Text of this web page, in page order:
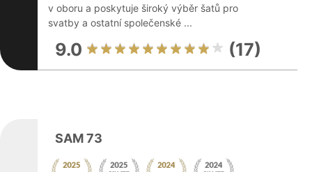
v oboru a poskytuje široký výběr šatů pro
svatby a ostatní společenské ...
9.0 (17)
SAM 73